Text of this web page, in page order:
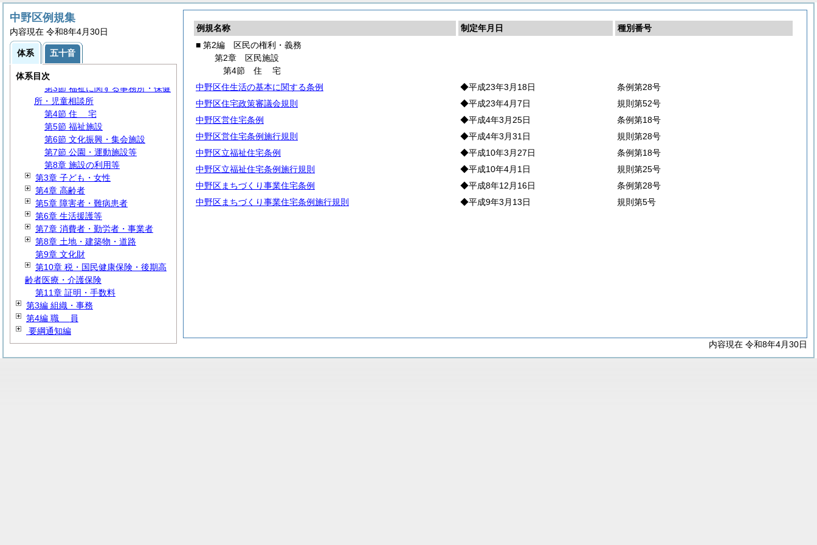
例規名称 制定年月日
種別番号
■ 第2編 区民の権利・義務
第2章 区民施設
第4節 住宅
中野区住生活の基本に関する条例
◆平成23年3月18日
条例第28号
中野区住宅政策審議会規則
◆平成23年4月7日
規則第52号
中野区営住宅条例
◆平成4年3月25日
条例第18号
中野区営住宅条例施行規則
◆平成4年3月31日
規則第28号
中野区立福祉住宅条例
◆平成10年3月27日
条例第18号
中野区立福祉住宅条例施行規則
◆平成10年4月1日
規則第25号
中野区まちづくり事業住宅条例
◆平成8年12月16日
条例第28号
中野区まちづくり事業住宅条例施行規則
◆平成9年3月13日 規則第5号
内容現在 令和8年4月30日
中野区例規集
内容現在 令和8年4月30日
体系 五十音
体系目次
第1編 区政運営の基本
第2編 区民の権利・義務
第1章 自治活動
第2章 区民施設
第1節 地域事務所
第2節 区民活動センター
第3節 福祉に関する事務所・保健
所・児童相談所
第4節 住 宅
第5節 福祉施設
第6節 文化振興・集会施設
第7節 公園・運動施設等
第8章 施設の利用等
第3章 子ども・女性
第4章 高齢者
第5章 障害者・難病患者
第6章 生活援護等
第7章 消費者・勤労者・事業者
第8章 土地・建築物・道路
第9章 文化財
第10章 税・国民健康保険・後期高
齢者医療・介護保険
第11章 証明・手数料
第3編 組織・事務
第4編 職
員
要綱通知編